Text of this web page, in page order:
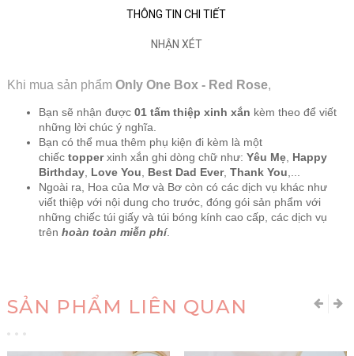
THÔNG TIN CHI TIẾT
NHẬN XÉT
Khi mua sản phẩm Only One Box - Red Rose,
Bạn sẽ nhận được 01 tấm thiệp xinh xắn kèm theo để viết
những lời chúc ý nghĩa.
Bạn có thể mua thêm phụ kiện đi kèm là một
chiếc topperxinh xắn ghi dòng chữ như: Yêu Mẹ Happy
Birthday Love You Best Dad Ever, Thank You
Ngoài ra, Hoa của Mơ và Bơ còn có các dịch vụ khác như
viết thiệp với nội dung cho trước, đóng gói sản phẩm với
những chiếc túi giấy và túi bóng kính cao cấp, các dịch vụ
trên hoàn toàn miễn phí.
SẢN PHẨM LIÊN QUAN